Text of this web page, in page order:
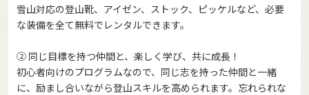
雪山対応の登山靴、アイゼン、ストック、ピッケルなど、必要
な装備を全て無料でレンタルできます。
② 同じ目標を持つ仲間と、楽しく学び、共に成長！
初心者向けのプログラムなので、同じ志を持った仲間と一緒
に、励まし合いながら登山スキルを高められます。忘れられな